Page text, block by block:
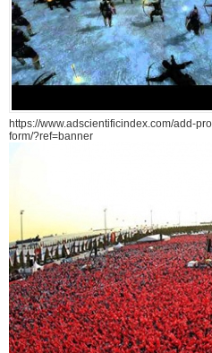
https://www.adscientificindex.com/add-
form/?ref=banner